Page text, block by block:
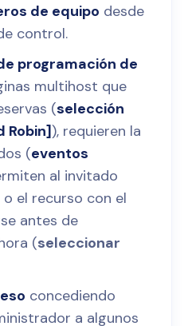
de equipo desde
control.
programación de
multihost que
(selección
Robin]), requieren la
(eventos
al invitado
el recurso con el
antes de
(seleccionar
concediendo
a algunos